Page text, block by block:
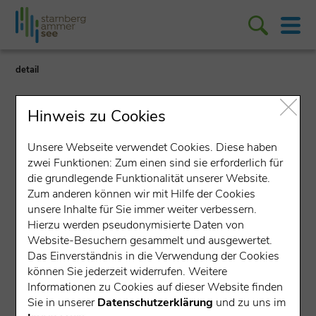
detail
Angeln/Fischen
Fischerei Hubl
An der Mühle 1, 82347 Bernried
Gesprochene Sprachen:
Verkaufsstelle der Angel-
Hinweis zu Cookies
Unsere Webseite verwendet Cookies. Diese haben
zwei Funktionen: Zum einen sind sie erforderlich für
die grundlegende Funktionalität unserer Website.
Zum anderen können wir mit Hilfe der Cookies
unsere Inhalte für Sie immer weiter verbessern.
Hierzu werden pseudonymisierte Daten von
Website-Besuchern gesammelt und ausgewertet.
Das Einverständnis in die Verwendung der Cookies
können Sie jederzeit widerrufen. Weitere
Informationen zu Cookies auf dieser Website finden
Sie in unsererDatenschutzerklärung und zu uns im